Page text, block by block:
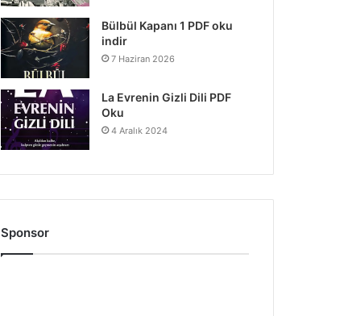
Bülbül Kapanı 1 PDF oku
indir
7 Haziran 2026
La Evrenin Gizli Dili PDF
Oku
4 Aralık 2024
Sponsor